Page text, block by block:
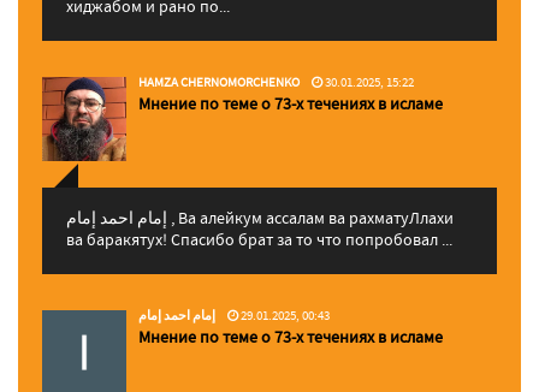
хиджабом и рано по...
HAMZA CHERNOMORCHENKO 30.01.2025, 15:22
Мнение по теме о 73-х течениях в исламе
إمام احمد إمام , Ва алейкум ассалам ва рахматуЛлахи
ва баракятух! Спасибо брат за то что попробовал ...
إمام احمد إمام 29.01.2025, 00:43
Мнение по теме о 73-х течениях в исламе